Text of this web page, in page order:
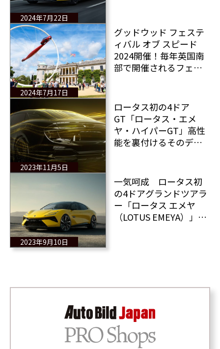
2024年7月22日
2024年7月17日
グッドウッド フェステ
ィバル オブ スピード
2024開催！毎年英国南
部で開催されるフェス
2023年11月5日
ロータス初の4ドア
GT「ロータス・エメ
ヤ・ハイパーGT」高性
能を裏付けるそのデザ
2023年9月10日
一気呵成 ロータス初
の4ドアグランドツアラ
ー「ロータス エメヤ
（LOTUS EMEYA）」登